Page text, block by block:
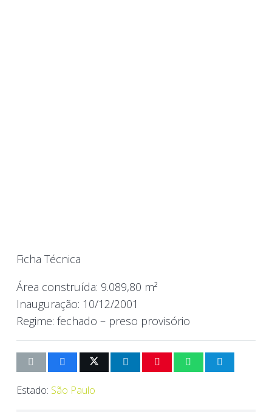
Ficha Técnica
Área construída: 9.089,80 m²
Inauguração: 10/12/2001
Regime: fechado – preso provisório
Estado: São Paulo